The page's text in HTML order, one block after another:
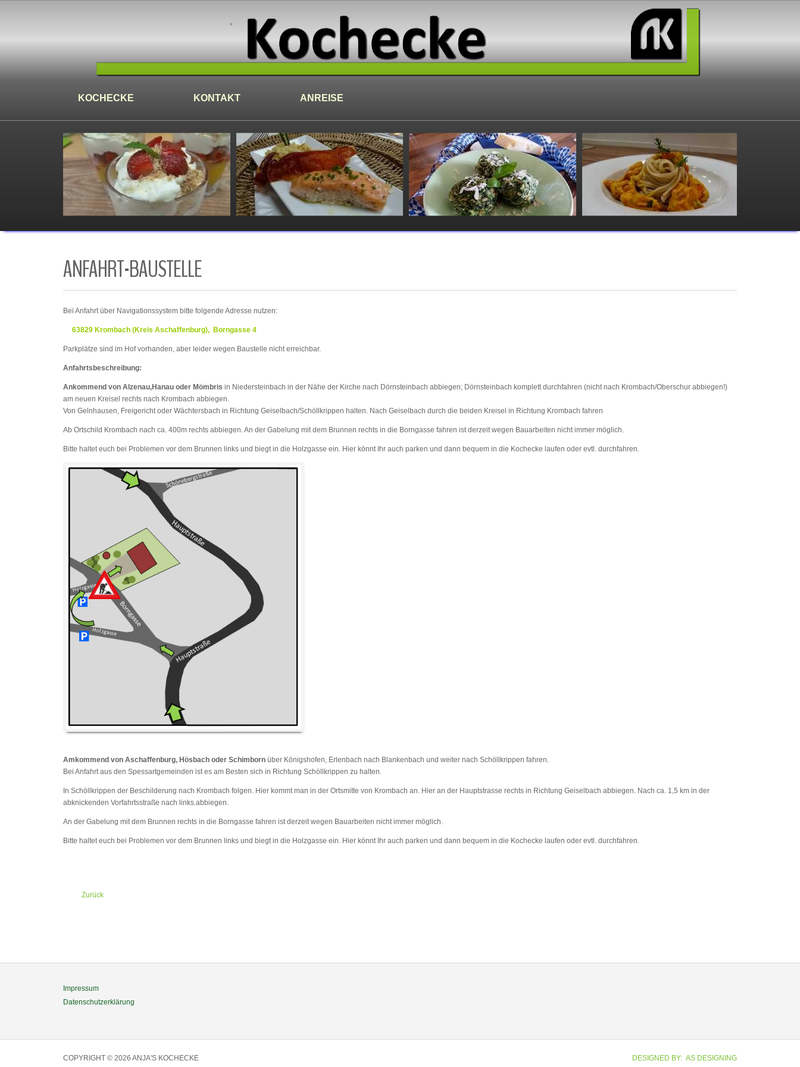
KOCHECKE KONTAKT ANREISE
ANFAHRT-BAUSTELLE
Bei Anfahrt über Navigationssystem bitte folgende Adresse nutzen:
63829 Krombach (Kreis Aschaffenburg), Borngasse 4
Parkplätze sind im Hof vorhanden, aber leider wegen Baustelle nicht erreichbar.
Anfahrtsbeschreibung:
Ankommend von Alzenau,Hanau oder Mömbris in Niedersteinbach in der Nähe der Kirche nach Dörnsteinbach abbiegen; Dörnsteinbach komplett durchfahren (nicht nach Krombach/Oberschur abbiegen!)
am neuen Kreisel rechts nach Krombach abbiegen.
Von Gelnhausen, Freigericht oder Wächtersbach in Richtung Geiselbach/Schöllkrippen halten. Nach Geiselbach durch die beiden Kreisel in Richtung Krombach fahren
Ab Ortschild Krombach nach ca. 400m rechts abbiegen. An der Gabelung mit dem Brunnen rechts in die Borngasse fahren ist derzeit wegen Bauarbeiten nicht immer möglich.
Bitte haltet euch bei Problemen vor dem Brunnen links und biegt in die Holzgasse ein. Hier könnt Ihr auch parken und dann bequem in die Kochecke laufen oder evtl. durchfahren.
Amkommend von Aschaffenburg, Hösbach oder Schimborn über Königshofen, Erlenbach nach Blankenbach und weiter nach Schöllkrippen fahren.
Bei Anfahrt aus den Spessartgemeinden ist es am Besten sich in Richtung Schöllkrippen zu halten.
In Schöllkrippen der Beschilderung nach Krombach folgen. Hier kommt man in der Ortsmitte von Krombach an. Hier an der Hauptstrasse rechts in Richtung Geiselbach abbiegen. Nach ca. 1,5 km in der
abknickenden Vorfahrtsstraße nach links.abbiegen.
An der Gabelung mit dem Brunnen rechts in die Borngasse fahren ist derzeit wegen Bauarbeiten nicht immer möglich.
Bitte haltet euch bei Problemen vor dem Brunnen links und biegt in die Holzgasse ein. Hier könnt Ihr auch parken und dann bequem in die Kochecke laufen oder evtl. durchfahren.
Zurück
Impressum
Datenschutzerklärung
COPYRIGHT © 2026 ANJA'S KOCHECKE DESIGNED BY: AS DESIGNING